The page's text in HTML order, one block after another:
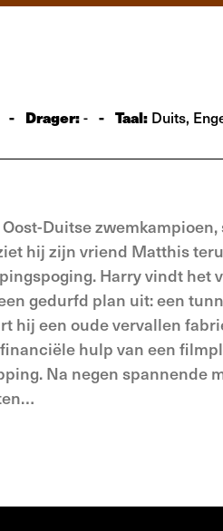
- Drager:- - Taal: Duits,
Duitse
hij zijn vriend Matthis
Harry vindt het
gedurfd plan uit: een
hij een oude vervallen
hulp van een
Na negen spannende